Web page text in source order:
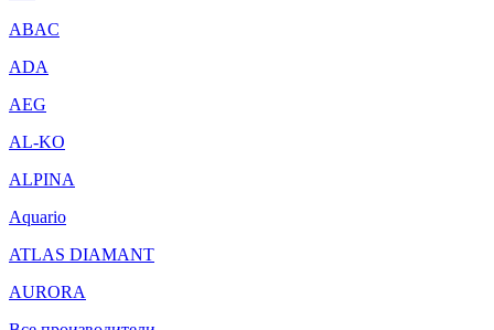
ABAC
ADA
AEG
AL-KO
ALPINA
Aquario
ATLAS DIAMANT
AURORA